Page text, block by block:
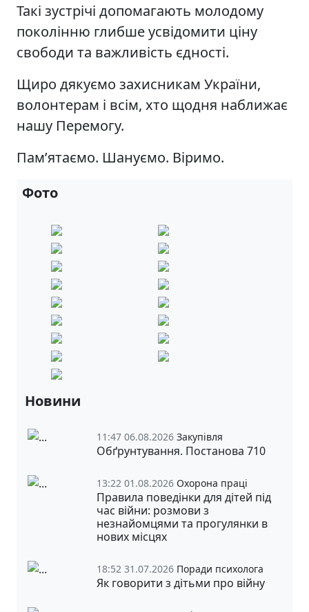
Такі зустрічі допомагають молодому
поколінню глибше усвідомити ціну
свободи та важливість єдності.
Щиро дякуємо захисникам України,
волонтерам і всім, хто щодня наближає
нашу Перемогу.
Пам’ятаємо. Шануємо. Віримо.
Фото
Новини
11:47 06.08.2026 Закупівля
Обґрунтування. Постанова 710
13:22 01.08.2026 Охорона праці
Правила поведінки для дітей під
час війни: розмови з
незнайомцями та прогулянки в
нових місцях
18:52 31.07.2026 Поради психолога
Як говорити з дітьми про війну